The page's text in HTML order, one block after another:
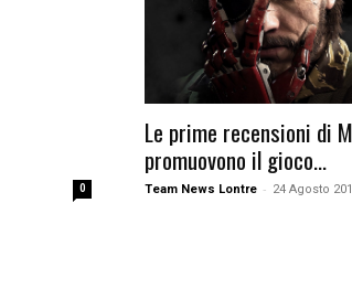
0
Le prime recensioni di
promuovono il gioco...
Team News Lontre - 24 Agosto